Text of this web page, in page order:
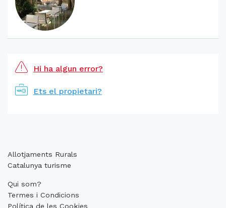
Hi ha algun error?
Ets el propietari?
Allotjaments Rurals
Catalunya turisme
Qui som?
Termes i Condicions
Política de les Cookies